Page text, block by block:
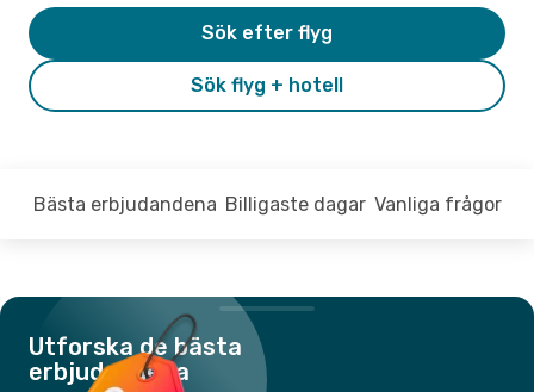
Sök flyg + hotell
Sök efter flyg
Bästa erbjudandena Billigaste dagar Vanliga frågor
Utforska de bästa
erbjudandena